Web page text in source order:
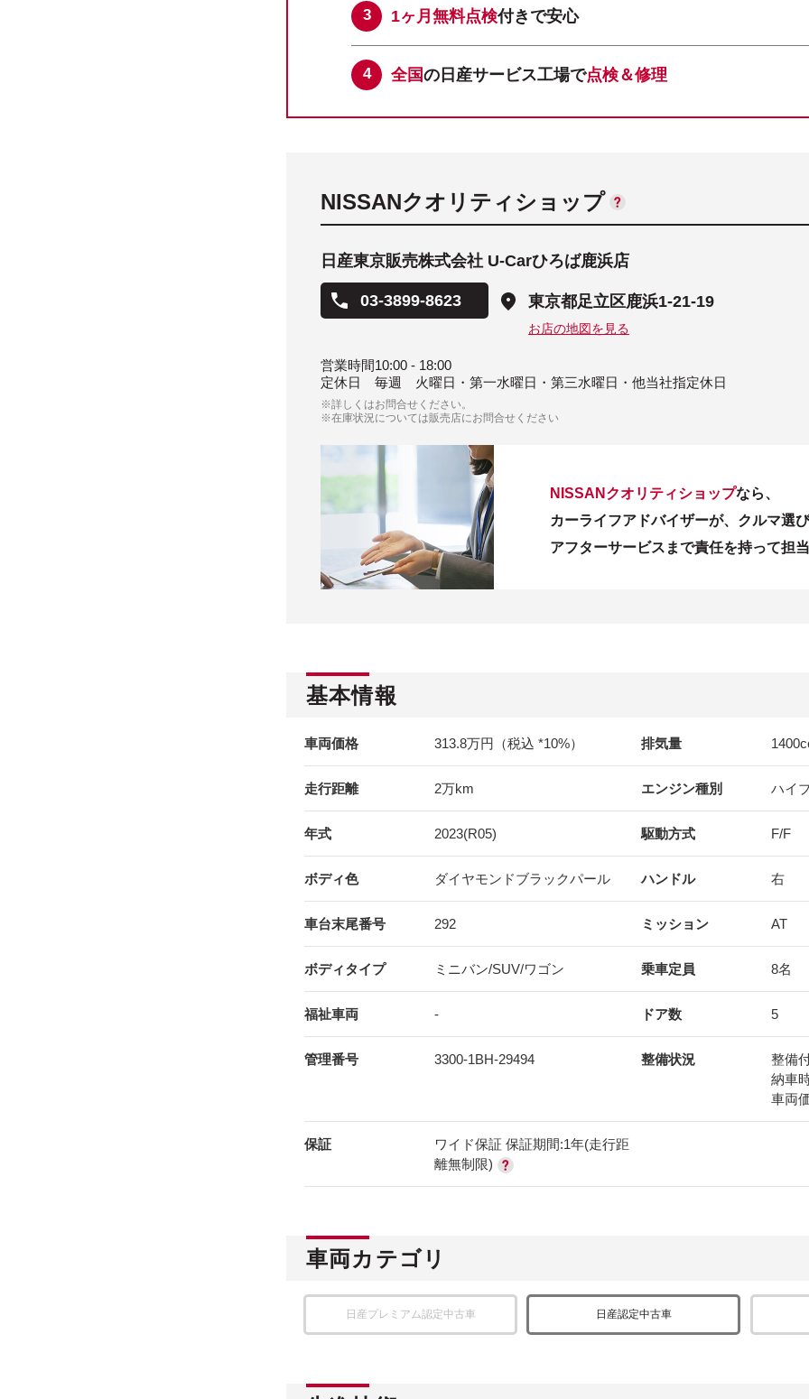
1ヶ月無料点検付きで安心
全国の日産サービス工場で点検＆修理
NISSANクオリティショップ
日産東京販売株式会社 U-Carひろば鹿浜店
03-3899-8623 東京都足立区鹿浜1-21-19
お店の地図を見る
営業時間10:00 - 18:00
定休日
毎週 火曜日・第一水曜日・第三水曜日・他当社指定休日
※詳しくはお問合せください。
※在庫状況については販売店にお問合せください
NISSANクオリティショップなら、
カーライフアドバイザーが、クルマ選
アフターサービスまで責任を持って担
基本情報
車両価格 313.8万円（税込 *10%） 排気量 1400
走行距離 2万km エンジン種別 ハイ
年式 2023(R05) 駆動方式 F/F
ボディ色 ダイヤモンドブラックパール ハンドル 右
車台末尾番号 292 ミッション AT
ボディタイプ ミニバン/SUV/ワゴン 乗車定員 8名
福祉車両 - ドア数 5
管理番号 3300-1BH-29494 整備状況
整備
納車
車両
保証
ワイド保証 保証期間:1年(走行距
離無制限)
車両カテゴリ
日産プレミアム認定中古車 日産認定中古車